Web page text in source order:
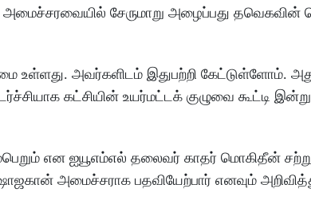
சேருமாறு அழைப்பது தவெகவின்
உள்ளது. அவர்களிடம் இதுபற்றி கேட்டுள்ளோம்.
கட்சியின் உயர்மட்டக் குழுவை கூட்டி
என ஐயூஎம்எல் தலைவர் காதர் மொகிதீன்
அமைச்சராக பதவியேற்பார் எனவும்